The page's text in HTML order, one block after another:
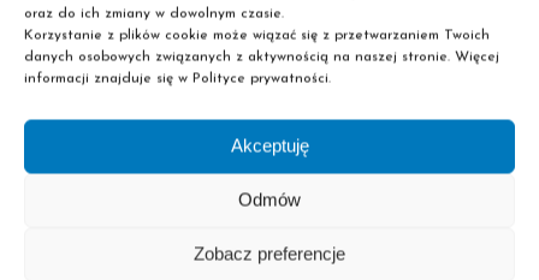
oraz do ich zmiany w dowolnym czasie.
Korzystanie z plików cookie może wiązać się z przetwarzaniem Twoich
danych osobowych związanych z aktywnością na naszej stronie. Więcej
informacji znajduje się w Polityce prywatności.
Akceptuję
Odmów
Zobacz preferencje
Szkoła policealna
Liceum dla dorosłych
Nie wymagamy matury!